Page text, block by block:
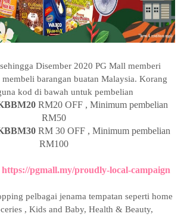
Disember 2020 PG Mall memberi
barangan buatan Malaysia. Korang
kod di bawah untuk pembelian
RM20 OFF , Minimum pembelian
RM50
RM 30 OFF , Minimum pembelian
RM100
https://pgmall.my/proudly-local-campaign
pelbagai jenama tempatan seperti home
, Kids and Baby, Health & Beauty,